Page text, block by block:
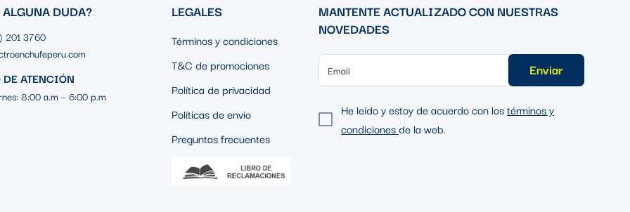
DUDA?
201 3760
ATENCIÓN
8:00 a.m – 6:00 p.m
LEGALES
Términos y condiciones
T&C de promociones
Política de privacidad
Políticas de envío
Preguntas frecuentes
MANTENTE ACTUALIZADO CON NUESTRAS
NOVEDADES
Enviar
He leído y estoy de acuerdo con lostérminos y
condicionesde la web.